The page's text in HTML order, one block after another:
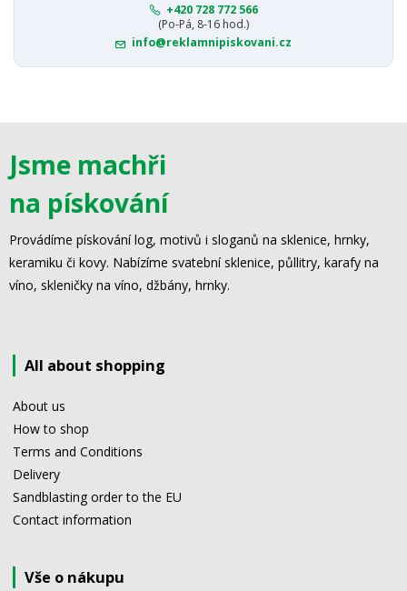
+420 728 772 566
(Po-Pá, 8-16 hod.)
info@reklamnipiskovani.cz
Jsme machři
na pískování
Provádíme pískování log, motivů i sloganů na sklenice, hrnky,
keramiku či kovy. Nabízíme svatební sklenice, půllitry, karafy na
víno, skleničky na víno, džbány, hrnky.
All about shopping
About us
How to shop
Terms and Conditions
Delivery
Sandblasting order to the EU
Contact information
Vše o nákupu